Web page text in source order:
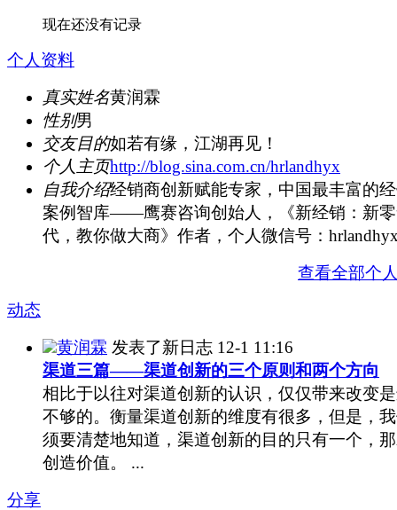
现在还没有记录
个人资料
真实姓名黄润霖
性别男
交友目的如若有缘，江湖再见！
个人主页http://blog.sina.com.cn/hrlandhyx
自我介绍经销商创新赋能专家，中国最丰富的
案例智库——鹰赛咨询创始人，《新经销：新
代，教你做大商》作者，个人微信号：
查看全部个
动态
黄润霖 发表了新日志 12-1 11:16
渠道三篇——渠道创新的三个原则和两个方向
相比于以往对渠道创新的认识，仅仅带来改变
不够的。衡量渠道创新的维度有很多，但是，
须要清楚地知道，渠道创新的目的只有一个，
创造价值。 ...
分享